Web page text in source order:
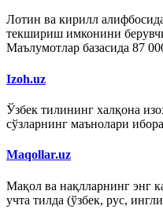
Лотин ва кирилл
текшириш имконини
Маълумотлар базасида 87
Izoh.uz
Ўзбек тилининг халқона
сўзларнинг маънолари
Maqollar.uz
Мақол ва нақлларнинг энг
учта тилда (ўзбек, рус,